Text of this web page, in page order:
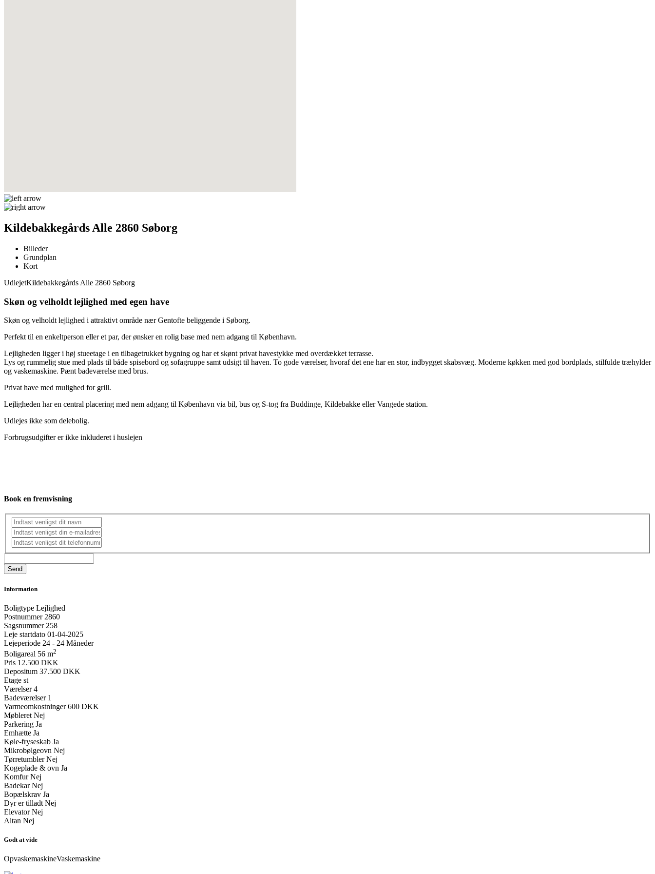
Kildebakkegårds Alle 2860 Søborg
Billeder
Grundplan
Kort
UdlejetKildebakkegårds Alle 2860 Søborg
Skøn og velholdt lejlighed med egen have
Skøn og velholdt lejlighed i attraktivt område nær Gentofte beliggende i Søborg.
Perfekt til en enkeltperson eller et par, der ønsker en rolig base med nem adgang til København.
Lejligheden ligger i høj stueetage i en tilbagetrukket bygning og har et skønt privat havestykke med overdækket terrasse.
Lys og rummelig stue med plads til både spisebord og sofagruppe samt udsigt til haven. To gode værelser, hvoraf det ene har en stor, indbygget skabsvæg. Moderne køkken med god bordplads, stilfulde træhylder
og vaskemaskine. Pænt badeværelse med brus.
Privat have med mulighed for grill.
Lejligheden har en central placering med nem adgang til København via bil, bus og S-tog fra Buddinge, Kildebakke eller Vangede station.
Udlejes ikke som delebolig.
Forbrugsudgifter er ikke inkluderet i huslejen
Book en fremvisning
Information
Boligtype Lejlighed
Postnummer 2860
Sagsnummer 258
Leje startdato 01-04-2025
Lejeperiode 24 - 24 Måneder
Boligareal 56 m2
Pris 12.500 DKK
Depositum 37.500 DKK
Etage st
Værelser 4
Badeværelser 1
Varmeomkostninger 600 DKK
Møbleret Nej
Parkering Ja
Emhætte Ja
Køle-fryseskab Ja
Mikrobølgeovn Nej
Tørretumbler Nej
Kogeplade & ovn Ja
Komfur Nej
Badekar Nej
Bopælskrav Ja
Dyr er tilladt Nej
Elevator Nej
Altan Nej
Godt at vide
OpvaskemaskineVaskemaskine